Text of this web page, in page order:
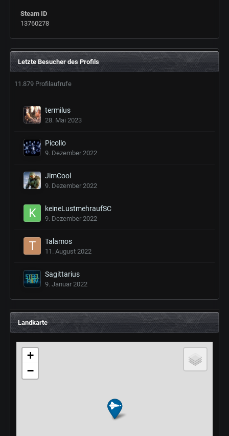
Steam ID
13760278
Letzte Besucher des Profils
11.879 Profilaufrufe
termilus
28. Mai 2023
Picollo
9. Dezember 2022
JimCool
9. Dezember 2022
keineLustmehraufSC
9. Dezember 2022
Talamos
11. August 2022
Sagittarius
9. Januar 2022
Landkarte